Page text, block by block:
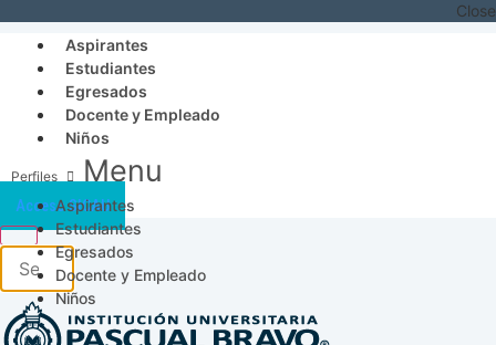
Close
Aspirantes
Estudiantes
Egresados
Docente y Empleado
Niños
Menu
Aspirantes
Estudiantes
Egresados
Docente y Empleado
Niños
Acceso SICAU